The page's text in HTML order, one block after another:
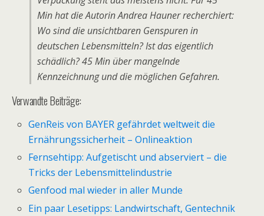
Min hat die Autorin Andrea Hauner recherchiert:
Wo sind die unsichtbaren Genspuren in
deutschen Lebensmitteln? Ist das eigentlich
schädlich? 45 Min über mangelnde
Kennzeichnung und die möglichen Gefahren.
Verwandte Beiträge:
GenReis von BAYER gefährdet weltweit die
Ernährungssicherheit – Onlineaktion
Fernsehtipp: Aufgetischt und abserviert – die
Tricks der Lebensmittelindustrie
Genfood mal wieder in aller Munde
Ein paar Lesetipps: Landwirtschaft, Gentechnik